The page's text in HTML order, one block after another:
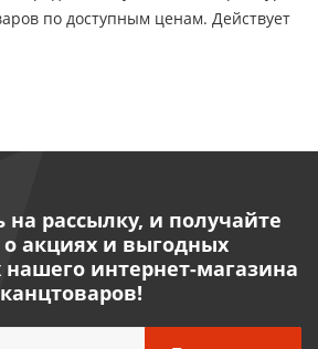
по доступным ценам. Действует
рассылку, и получайте
о акциях и выгодных
интернет-магазина
канцтоваров!